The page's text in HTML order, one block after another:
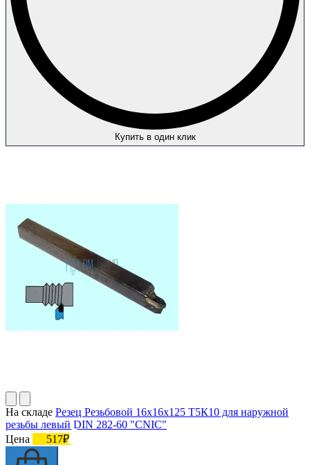
Купить в один клик
На складе Резец Резьбовой 16х16х125 Т5К10 для наружной
резьбы левый DIN 282-60 "CNIC"
Цена
517₽